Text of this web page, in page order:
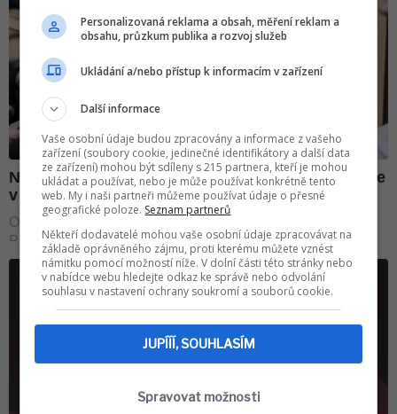
Personalizovaná reklama a obsah, měření reklam a
obsahu, průzkum publika a rozvoj služeb
Ukládání a/nebo přístup k informacím v zařízení
Další informace
Vaše osobní údaje budou zpracovány a informace z vašeho
zařízení (soubory cookie, jedinečné identifikátory a další data
ze zařízení) mohou být sdíleny s 215 partnera, kteří je mohou
ukládat a používat, nebo je může používat konkrétně tento
web. My i naši partneři můžeme používat údaje o přesné
geografické poloze. Seznam partnerů
Někteří dodavatelé mohou vaše osobní údaje zpracovávat na
základě oprávněného zájmu, proti kterému můžete vznést
námitku pomocí možností níže. V dolní části této stránky nebo
v nabídce webu hledejte odkaz ke správě nebo odvolání
souhlasu v nastavení ochrany soukromí a souborů cookie.
JUPÍÍÍ, SOUHLASÍM
Spravovat možnosti